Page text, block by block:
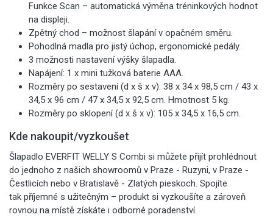
Funkce Scan – automatická výměna tréninkových hodnot
na displeji.
Zpětný chod – možnost šlapání v opačném směru.
Pohodlná madla pro jistý úchop, ergonomické pedály.
3 možnosti nastavení výšky šlapadla.
Napájení: 1 x mini tužková baterie AAA.
Rozměry po sestavení (d x š x v): 38 x 34 x 98,5 cm / 43 x
34,5 x 96 cm / 47 x 34,5 x 92,5 cm. Hmotnost 5 kg.
Rozměry po sklopení (d x š x v): 105 x 34,5 x 16,5 cm.
Kde nakoupit/vyzkoušet
Šlapadlo EVERFIT WELLY S Combi si můžete přijít prohlédnout
do jednoho z našich showroomů v Praze - Ruzyni, v Praze -
Čestlicích nebo v Bratislavě - Zlatých pieskoch. Spojíte
tak příjemné s užitečným – produkt si vyzkoušíte a zároveň
rovnou na místě získáte i odborné poradenství.